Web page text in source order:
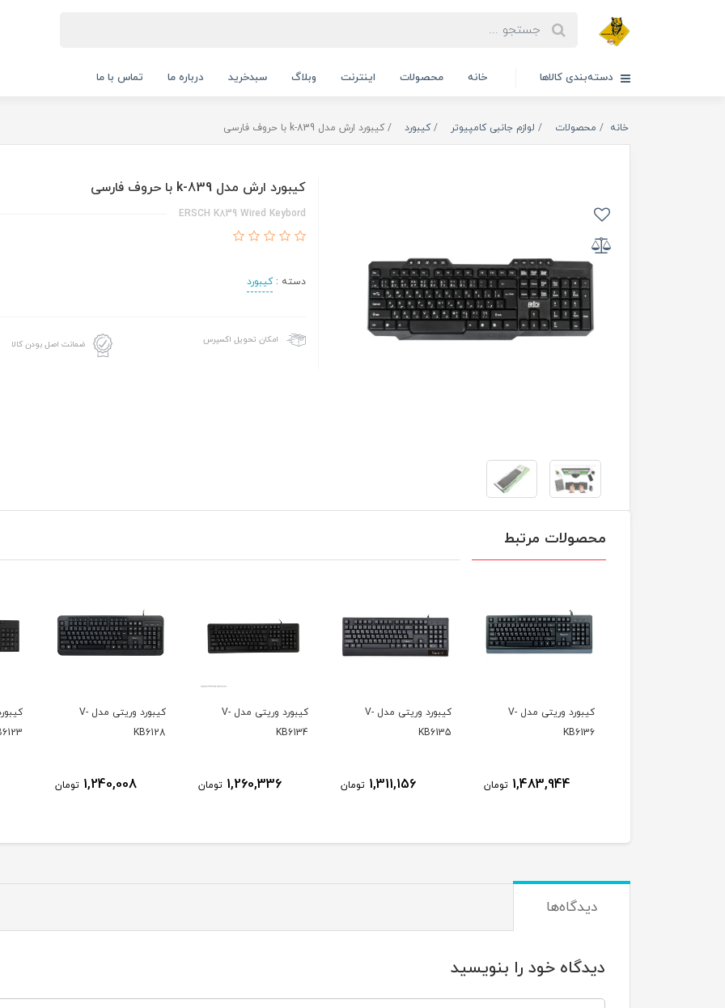
دسته‌بندی کالاها خانه محصولات اینترنت وبلاگ سبدخرید درباره ما تماس با ما
خانه محصولات لوازم جانبی کامپیوتر کیبورد کیبورد ارش مدل k-839 با حروف فارسی
کیبورد ارش مدل k-839 با حروف فارسی
ERSCH K839 Wired Keybord
دسته :کیبورد
امکان تحویل اکسپرس ضمانت اصل بودن کالا
محصولات مرتبط
کیبورد وریتی مدل V-
KB6135
1,311,156 تومان
کیبورد وریتی مدل V-
KB6134
1,260,336 تومان
کیبورد وریتی مدل V-
KB6128
1,240,008 تومان
کیبورد وریتی مدل V-
KB6123
1,463,616 تومان
دیدگاه‌ها
دیدگاه خود را بنویسید